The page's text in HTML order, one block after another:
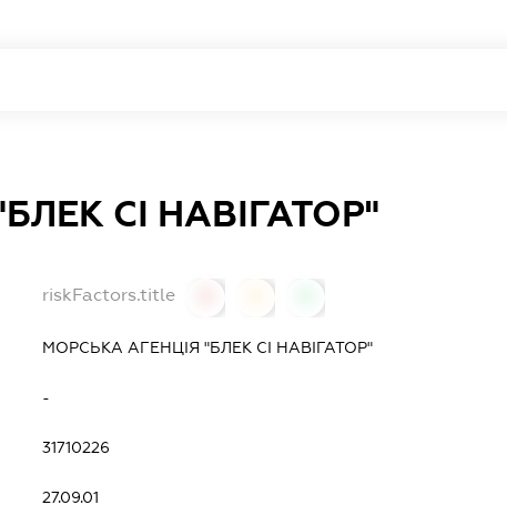
СІ НАВІГАТОР"
riskFactors.title
МОРСЬКА АГЕНЦІЯ "БЛЕК СІ НАВІГАТОР"
-
31710226
27.09.01